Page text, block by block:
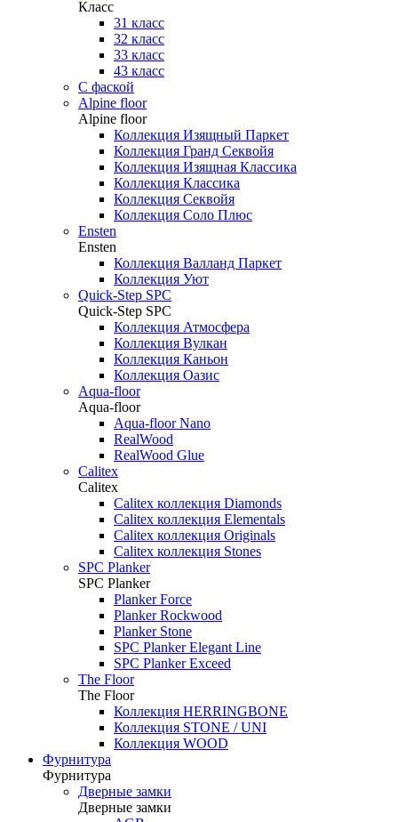
Класс
31 класс
32 класс
33 класс
43 класс
С фаской
Alpine floor
Alpine floor
Коллекция Изящный Паркет
Коллекция Гранд Секвойя
Коллекция Изящная Классика
Коллекция Классика
Коллекция Секвойя
Коллекция Соло Плюс
Ensten
Ensten
Коллекция Валланд Паркет
Коллекция Уют
Quick-Step SPC
Quick-Step SPC
Коллекция Атмосфера
Коллекция Вулкан
Коллекция Каньон
Коллекция Оазис
Aqua-floor
Aqua-floor
Aqua-floor Nano
RealWood
RealWood Glue
Calitex
Calitex
Calitex коллекция Diamonds
Calitex коллекция Elementals
Calitex коллекция Originals
Calitex коллекция Stones
SPC Planker
SPC Planker
Planker Force
Planker Rockwood
Planker Stone
SPC Planker Elegant Line
SPC Planker Exceed
The Floor
The Floor
Коллекция HERRINGBONE
Коллекция STONE / UNI
Коллекция WOOD
Фурнитура
Фурнитура
Дверные замки
Дверные замки